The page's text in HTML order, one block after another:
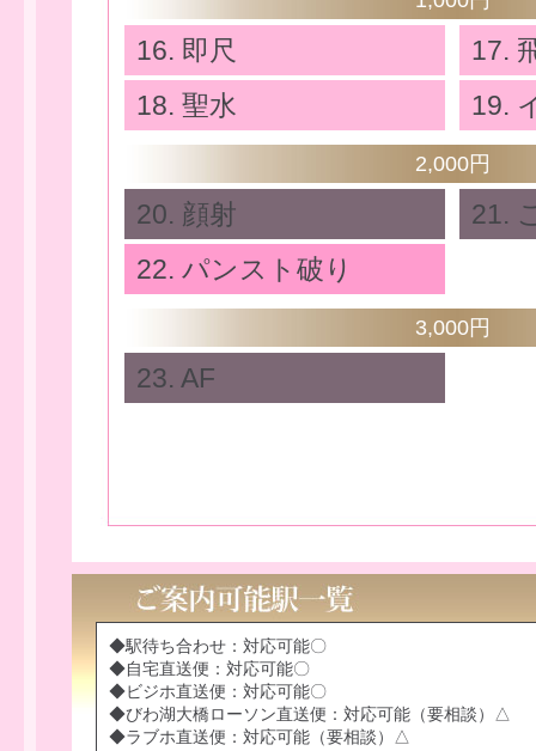
16. 即尺
17.
せ
18. 聖水 19.
2,000円
20. 顔射
21.
22. パンスト破り
3,000円
23. AF
◆駅待ち合わせ：対応可能〇
◆自宅直送便：対応可能〇
◆ビジホ直送便：対応可能〇
◆びわ湖大橋ローソン直送便：対応可能（要相談）△
◆ラブホ直送便：対応可能（要相談）△